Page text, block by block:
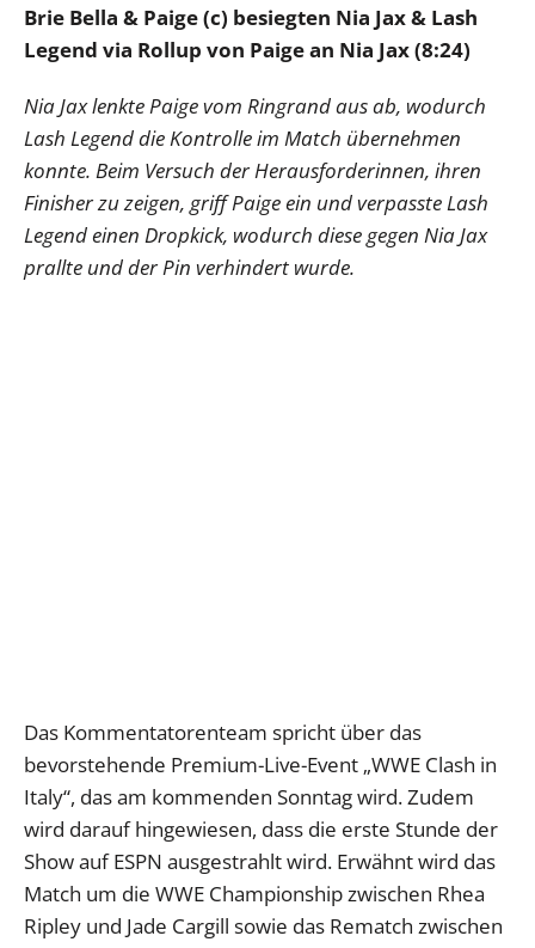
Brie Bella & Paige (c) besiegten Nia Jax & Lash
Legend via Rollup von Paige an Nia Jax (8:24)
Nia Jax lenkte Paige vom Ringrand aus ab, wodurch
Lash Legend die Kontrolle im Match übernehmen
konnte. Beim Versuch der Herausforderinnen, ihren
Finisher zu zeigen, griff Paige ein und verpasste Lash
Legend einen Dropkick, wodurch diese gegen Nia Jax
prallte und der Pin verhindert wurde.
Das Kommentatorenteam spricht über das
bevorstehende Premium-Live-Event „WWE Clash in
Italy“, das am kommenden Sonntag wird. Zudem
wird darauf hingewiesen, dass die erste Stunde der
Show auf ESPN ausgestrahlt wird. Erwähnt wird das
Match um die WWE Championship zwischen Rhea
Ripley und Jade Cargill sowie das Rematch zwischen